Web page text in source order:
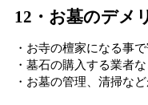
12・お墓のデメ
・お寺の檀家になる事
・墓石の購入する業者
・お墓の管理、清掃な